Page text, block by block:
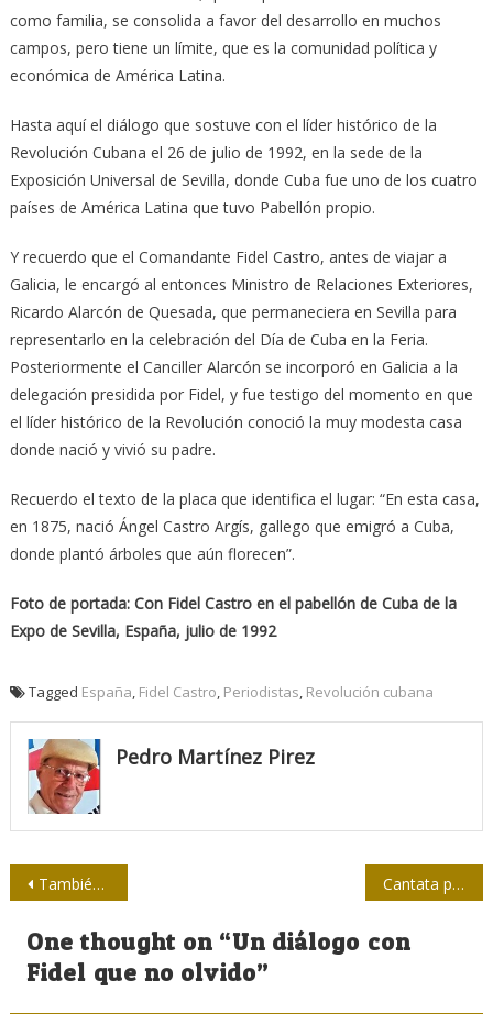
como familia, se consolida a favor del desarrollo en muchos
campos, pero tiene un límite, que es la comunidad política y
económica de América Latina.
Hasta aquí el diálogo que sostuve con el líder histórico de la
Revolución Cubana el 26 de julio de 1992, en la sede de la
Exposición Universal de Sevilla, donde Cuba fue uno de los cuatro
países de América Latina que tuvo Pabellón propio.
Y recuerdo que el Comandante Fidel Castro, antes de viajar a
Galicia, le encargó al entonces Ministro de Relaciones Exteriores,
Ricardo Alarcón de Quesada, que permaneciera en Sevilla para
representarlo en la celebración del Día de Cuba en la Feria.
Posteriormente el Canciller Alarcón se incorporó en Galicia a la
delegación presidida por Fidel, y fue testigo del momento en que
el líder histórico de la Revolución conoció la muy modesta casa
donde nació y vivió su padre.
Recuerdo el texto de la placa que identifica el lugar: “En esta casa,
en 1875, nació Ángel Castro Argís, gallego que emigró a Cuba,
donde plantó árboles que aún florecen”.
Foto de portada: Con Fidel Castro en el pabellón de Cuba de la
Expo de Sevilla, España, julio de 1992
Tagged España, Fidel Castro, Periodistas, Revolución cubana
Pedro Martínez Pirez
Navegación
de
entradas
También en el ajedrez Fidel vive Cantata por Fidel en la Güinera (+video)
One thought on “Un diálogo con
Fidel que no olvido”